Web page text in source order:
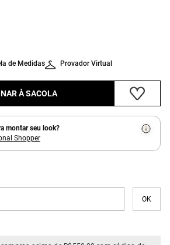
Provador Virtual
de Medidas
À SACOLA
montar seu look?
Shopper